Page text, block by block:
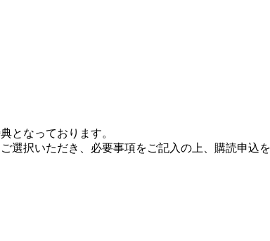
となっております。
択いただき、必要事項をご記入の上、購読申込